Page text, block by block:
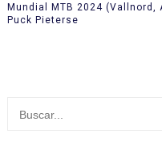
Mundial MTB 2024 (Vallnord,
Puck Pieterse